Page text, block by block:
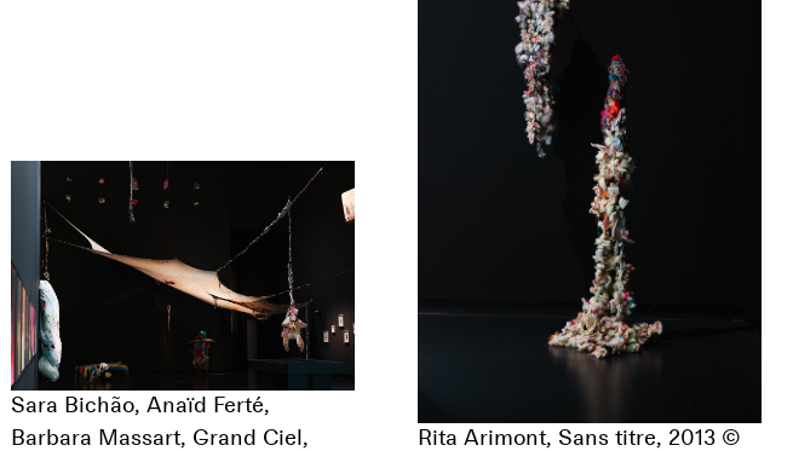
Sara Bichão, Anaïd Ferté,
Barbara Massart, Grand Ciel,
Rita Arimont, Sans titre, 2013 ©